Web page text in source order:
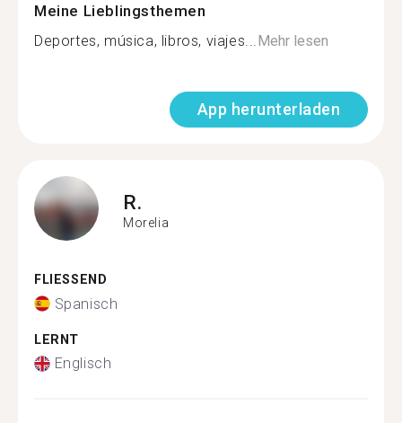
Meine Lieblingsthemen
Deportes, música, libros, viajes...Mehr lesen
App herunterladen
R.
Morelia
FLIESSEND
Spanisch
LERNT
Englisch